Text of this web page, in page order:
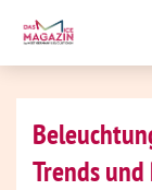
Trends